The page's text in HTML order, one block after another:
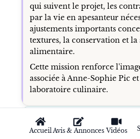
AccueilAvis & Annonces Vidéos
qui suivent le projet, les
par la vie en apesanteur
ajustements importants
textures, la conservation et la
alimentaire.
Cette mission renforce
associée à Anne-Sophie Pic
laboratoire culinaire.
ACTUALITÉS